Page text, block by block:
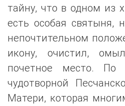
тайну, что в одном из
есть особая святыня,
непочтительном
икону, очистил,
почетное место. По
чудотворной
Матери, которая